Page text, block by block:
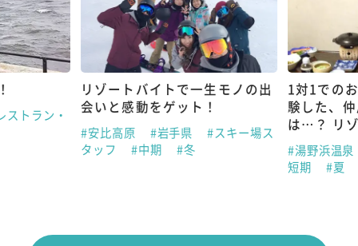
ストラン・
リゾートバイトで一生モノの出
会いと感動をゲット！
#安比高原 #岩手県
#スキー場ス
タッフ
#中期 #冬
1対1での
験した、
は…？ リ
#湯野浜温泉
短期
#夏